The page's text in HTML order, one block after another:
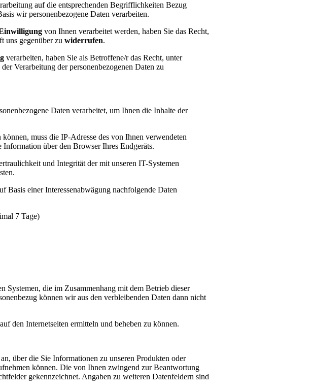
auf die entsprechenden Begrifflichkeiten Bezug
wir personenbezogene Daten verarbeiten.
von Ihnen verarbeitet werden, haben Sie das Recht,
gegenüber zu widerrufen.
verarbeiten, haben Sie als Betroffene/r das Recht, unter
Verarbeitung der personenbezogenen Daten zu
Daten verarbeitet, um Ihnen die Inhalte der
muss die IP-Adresse des von Ihnen verwendeten
über den Browser Ihres Endgeräts.
und Integrität der mit unseren IT-Systemen
Basis einer Interessenabwägung nachfolgende Daten
7 Tage)
Systemen, die im Zusammenhang mit dem Betrieb dieser
können wir aus den verbleibenden Daten dann nicht
den Internetseiten ermitteln und beheben zu können.
über die Sie Informationen zu unseren Produkten oder
können. Die von Ihnen zwingend zur Beantwortung
gekennzeichnet. Angaben zu weiteren Datenfeldern sind